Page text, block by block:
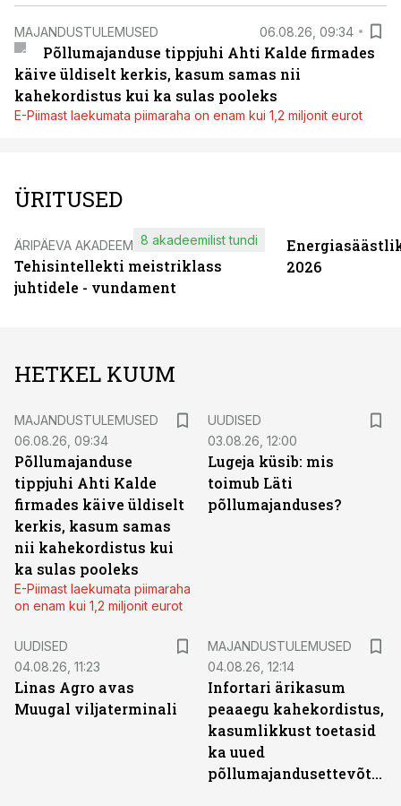
MAJANDUSTULEMUSED 06.08.26, 09:34
Põllumajanduse tippjuhi Ahti Kalde firmades
käive üldiselt kerkis, kasum samas nii
kahekordistus kui ka sulas pooleks
E-Piimast laekumata piimaraha on enam kui 1,2 miljonit eurot
ÜRITUSED
ÄRIPÄEVA AKADEEMIA
Tehisintellekti meistriklass
juhtidele - vundament
8 akadeemilist tundi
2026
HETKEL KUUM
MAJANDUSTULEMUSED
06.08.26, 09:34
Põllumajanduse
tippjuhi Ahti Kalde
firmades käive üldiselt
kerkis, kasum samas
nii kahekordistus kui
ka sulas pooleks
E-Piimast laekumata piimaraha
on enam kui 1,2 miljonit eurot
UUDISED
03.08.26, 12:00
Lugeja küsib: mis
toimub Läti
põllumajanduses?
UUDISED
04.08.26, 11:23
Linas Agro avas
Muugal viljaterminali
MAJANDUSTULEMUSED
04.08.26, 12:14
Infortari ärikasum
peaaegu kahekordistus,
kasumlikkust toetasid
ka uued
põllumajandusettevõtted